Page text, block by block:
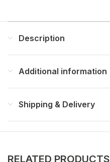
Description
Additional information
Shipping & Delivery
RELATED PRODUCTS